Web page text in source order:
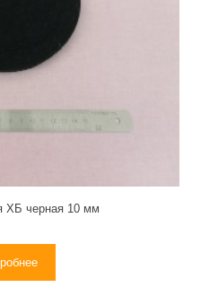
ХБ черная 10 мм